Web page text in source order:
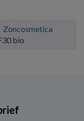
Zoncosmetica
bio